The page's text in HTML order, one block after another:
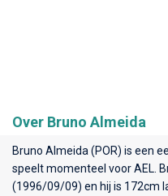
Over Bruno Almeida
Bruno Almeida (POR) is een
speelt momenteel voorAEL .
(1996/09/09) en hij is 172cm